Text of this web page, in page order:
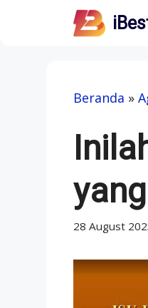
Beranda »
28 August